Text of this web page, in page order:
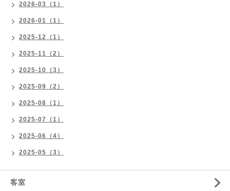
2026-03（1）
2026-01（1）
2025-12（1）
2025-11（2）
2025-10（3）
2025-09（2）
2025-08（1）
2025-07（1）
2025-06（4）
2025-05（3）
客室